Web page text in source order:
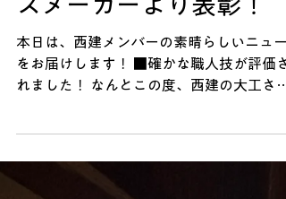
【熊本・八代】快挙！西
建の大工さんが大手ハウ
スメーカーより表彰！
れました！ なんとこの度、西建の大工さん
が、とある大手ハウスメーカー様より「最